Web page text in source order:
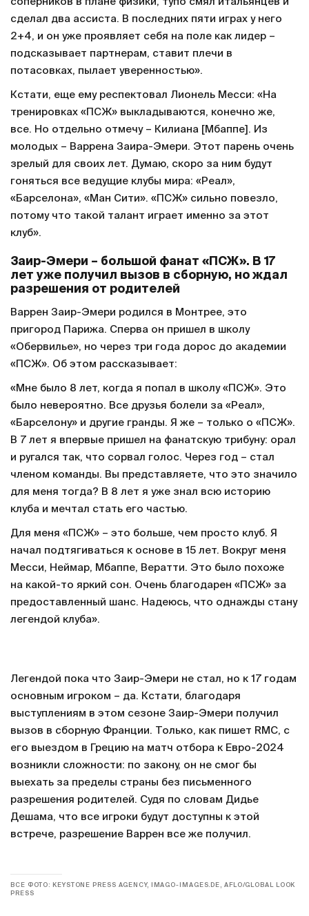
сделал два ассиста. В последних пяти играх у него
2+4, и он уже проявляет себя на поле как лидер –
подсказывает партнерам, ставит плечи в
потасовках, пылает уверенностью».
Кстати, еще ему респектовал Лионель Месси: «На
тренировках «ПСЖ» выкладываются, конечно же,
все. Но отдельно отмечу – Килиана [Мбаппе]. Из
молодых – Варрена Заира-Эмери. Этот парень очень
зрелый для своих лет. Думаю, скоро за ним будут
гоняться все ведущие клубы мира: «Реал»,
«Барселона», «Ман Сити». «ПСЖ» сильно повезло,
потому что такой талант играет именно за этот
клуб».
Заир-Эмери – большой фанат «ПСЖ». В 17
лет уже получил вызов в сборную, но ждал
разрешения от родителей
Варрен Заир-Эмери родился в Монтрее, это
пригород Парижа. Сперва он пришел в школу
«Обервилье», но через три года дорос до академии
«ПСЖ». Об этом рассказывает:
«Мне было 8 лет, когда я попал в школу «ПСЖ». Это
было невероятно. Все друзья болели за «Реал»,
«Барселону» и другие гранды. Я же – только о «ПСЖ».
В 7 лет я впервые пришел на фанатскую трибуну: орал
и ругался так, что сорвал голос. Через год – стал
членом команды. Вы представляете, что это значило
для меня тогда? В 8 лет я уже знал всю историю
клуба и мечтал стать его частью.
Для меня «ПСЖ» – это больше, чем просто клуб. Я
начал подтягиваться к основе в 15 лет. Вокруг меня
Месси, Неймар, Мбаппе, Вератти. Это было похоже
на какой-то яркий сон. Очень благодарен «ПСЖ» за
предоставленный шанс. Надеюсь, что однажды стану
легендой клуба».
Легендой пока что Заир-Эмери не стал, но к 17 годам
основным игроком – да. Кстати, благодаря
выступлениям в этом сезоне Заир-Эмери получил
вызов в сборную Франции. Только, как пишет RMC, с
его выездом в Грецию на матч отбора к Евро-2024
возникли сложности: по закону, он не смог бы
выехать за пределы страны без письменного
разрешения родителей. Судя по словам Дидье
Дешама, что все игроки будут доступны к этой
встрече, разрешение Варрен все же получил.
ВСЕ ФОТО: KEYSTONE PRESS AGENCY, IMAGO-IMAGES.DE, AFLO/GLOBAL LOOK
PRESS